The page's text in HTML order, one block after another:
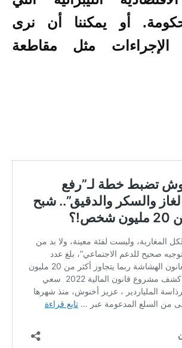
أو يمكننا أن نرى
الإجراءات مثل مقاطعة